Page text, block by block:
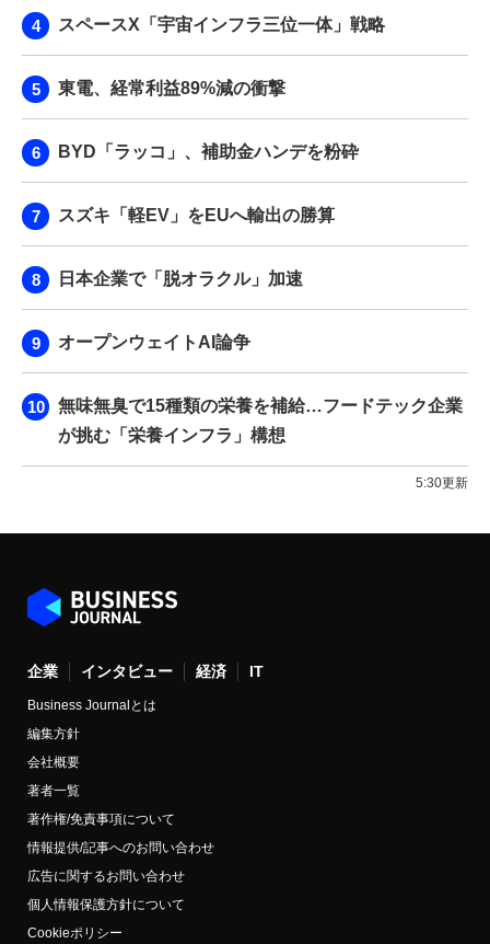
スペースX「宇宙インフラ三位一体」戦略
東電、経常利益89%減の衝撃
BYD「ラッコ」、補助金ハンデを粉砕
スズキ「軽EV」をEUへ輸出の勝算
日本企業で「脱オラクル」加速
オープンウェイトAI論争
無味無臭で15種類の栄養を補給…フードテック企業
が挑む「栄養インフラ」構想
5:30更新
企業 インタビュー 経済 IT
Business Journalとは
編集方針
会社概要
著者一覧
著作権/免責事項について
情報提供/記事へのお問い合わせ
広告に関するお問い合わせ
個人情報保護方針について
Cookieポリシー